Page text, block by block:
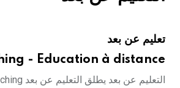
هيئة الموسوعة العربية
تعليم عن بعد
- Education à distance